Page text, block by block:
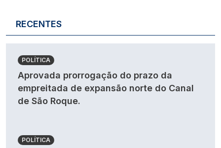
RECENTES
POLÍTICA
Aprovada prorrogação do prazo da
empreitada de expansão norte do Canal
de São Roque.
POLÍTICA